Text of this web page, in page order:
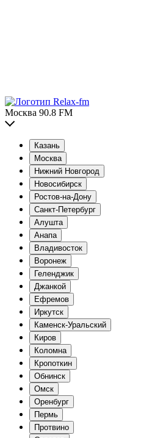
Москва 90.8 FM
Казань
Москва
Нижний Новгород
Новосибирск
Ростов-на-Дону
Санкт-Петербург
Алушта
Анапа
Владивосток
Воронеж
Геленджик
Джанкой
Ефремов
Иркутск
Каменск-Уральский
Киров
Коломна
Кропоткин
Обнинск
Омск
Оренбург
Пермь
Протвино